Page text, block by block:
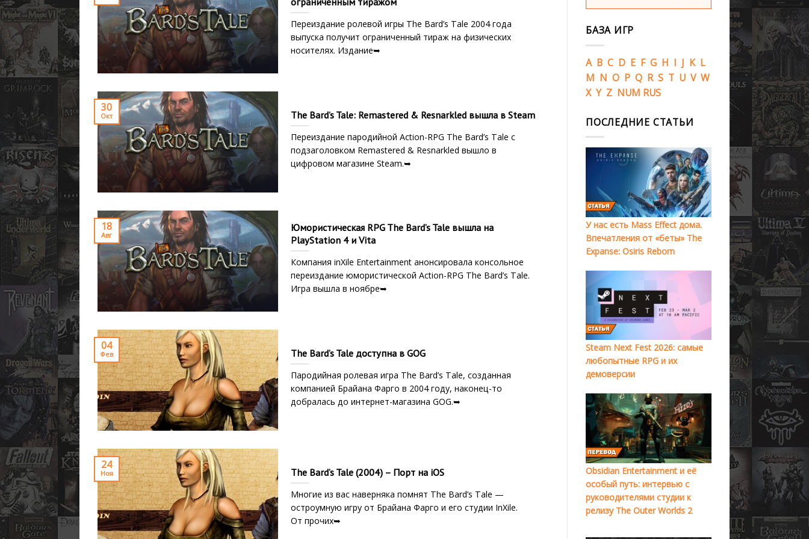
Переиздание ролевой игры The Bard’s Tale 2004 года
выпуска получит ограниченный тираж на физических
носителях. Издание➥
The Bard’s Tale: Remastered & Resnarkled вышла в Steam
Переиздание пародийной Action-RPG The Bard’s Tale с
подзаголовком Remastered & Resnarkled вышло в
цифровом магазине Steam.➥
30
Окт
Юмористическая RPG The Bard’s Tale вышла на
PlayStation 4 и Vita
Компания inXile Entertainment анонсировала консольное
переиздание юмористической Action-RPG The Bard’s Tale.
Игра вышла в ноябре➥
18
Авг
The Bard’s Tale доступна в GOG
Пародийная ролевая игра The Bard’s Tale, созданная
компанией Брайана Фарго в 2004 году, наконец-то
добралась до интернет-магазина GOG.➥
04
Фев
The Bard’s Tale (2004) – Порт на iOS
Многие из вас наверняка помнят The Bard’s Tale —
остроумную игру от Брайана Фарго и его студии InXile.
От прочих➥
24
Ноя
БАЗА ИГР
A B C D E F G H I J K L
M N O P Q R S T U V W
X Y Z NUM RUS
ПОСЛЕДНИЕ СТАТЬИ
У нас есть Mass Effect дома.
Впечатления от «беты» The
Expanse: Osiris Reborn
Steam Next Fest 2026: самые
любопытные RPG и их
демоверсии
Obsidian Entertainment и её
особый путь: интервью с
руководителями студии к
релизу The Outer Worlds 2